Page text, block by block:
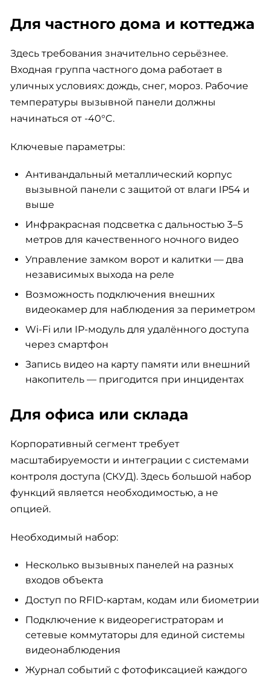
Для частного дома и коттеджа
Здесь требования значительно серьёзнее.
Входная группа частного дома работает в
уличных условиях: дождь, снег, мороз. Рабочие
температуры вызывной панели должны
начинаться от -40°C.
Ключевые параметры:
Антивандальный металлический корпус
вызывной панели с защитой от влаги IP54 и
выше
Инфракрасная подсветка с дальностью 3–5
метров для качественного ночного видео
Управление замком ворот и калитки — два
независимых выхода на реле
Возможность подключения внешних
видеокамер для наблюдения за периметром
Wi-Fi или IP-модуль для удалённого доступа
через смартфон
Запись видео на карту памяти или внешний
накопитель — пригодится при инцидентах
Для офиса или склада
Корпоративный сегмент требует
масштабируемости и интеграции с системами
контроля доступа (СКУД). Здесь большой набор
функций является необходимостью, а не
опцией.
Необходимый набор:
Несколько вызывных панелей на разных
входов объекта
Доступ по RFID-картам, кодам или биометрии
Подключение к видеорегистраторам и
сетевые коммутаторы для единой системы
видеонаблюдения
Журнал событий с фотофиксацией каждого